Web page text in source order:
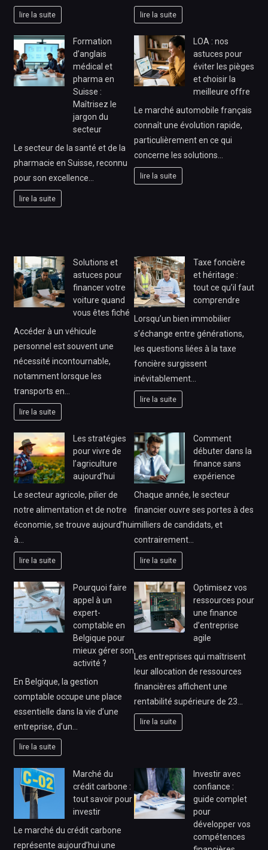
lire la suite lire la suite
Formation
d’anglais
médical et
pharma en
Suisse :
Maîtrisez le
jargon du
secteur
Le secteur de la santé et de la
pharmacie en Suisse, reconnu
pour son excellence…
lire la suite
LOA : nos
astuces pour
éviter les pièges
et choisir la
meilleure offre
Le marché automobile français
connaît une évolution rapide,
particulièrement en ce qui
concerne les solutions…
lire la suite
Solutions et
astuces pour
financer votre
voiture quand
vous êtes fiché
Accéder à un véhicule
personnel est souvent une
nécessité incontournable,
notamment lorsque les
transports en…
lire la suite
Taxe foncière
et héritage :
tout ce qu’il faut
comprendre
Lorsqu’un bien immobilier
s’échange entre générations,
les questions liées à la taxe
foncière surgissent
inévitablement…
lire la suite
Les stratégies
pour vivre de
l’agriculture
aujourd’hui
Le secteur agricole, pilier de
notre alimentation et de notre
économie, se trouve aujourd’hui
à…
lire la suite
Comment
débuter dans la
finance sans
expérience
Chaque année, le secteur
financier ouvre ses portes à des
milliers de candidats, et
contrairement…
lire la suite
Pourquoi faire
appel à un
expert-
comptable en
Belgique pour
mieux gérer son
activité ?
En Belgique, la gestion
comptable occupe une place
essentielle dans la vie d’une
entreprise, d’un…
lire la suite
Optimisez vos
ressources pour
une finance
d’entreprise
agile
Les entreprises qui maîtrisent
leur allocation de ressources
financières affichent une
rentabilité supérieure de 23…
lire la suite
Marché du
crédit carbone :
tout savoir pour
investir
Le marché du crédit carbone
représente aujourd’hui une
Investir avec
confiance :
guide complet
pour
développer vos
compétences